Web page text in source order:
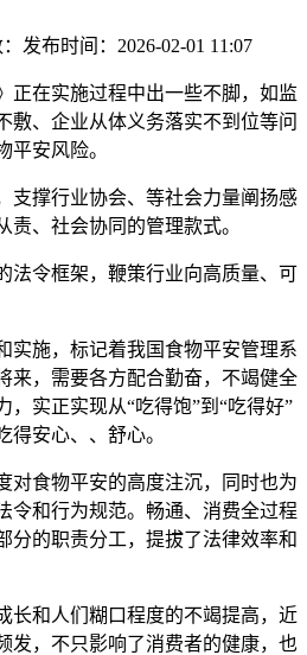
发布时间： 2026-02-01 11:07
在实施过程中出一些不脚，如监
敷、企业从体义务落实不到位等问
平安风险。
撑行业协会、等社会力量阐扬感
、社会协同的管理款式。
令框架，鞭策行业向高质量、可
施，标记着我国食物平安管理系
来，需要各方配合勤奋，不竭健全
，实正实现从“吃得饱”到“吃得好”
得安心、、舒心。
食物平安的高度注沉，同时也为
令和行为规范。畅通、消费全过程
分的职责分工，提拔了法律效率和
和人们糊口程度的不竭提高，近
发，不只影响了消费者的健康，也